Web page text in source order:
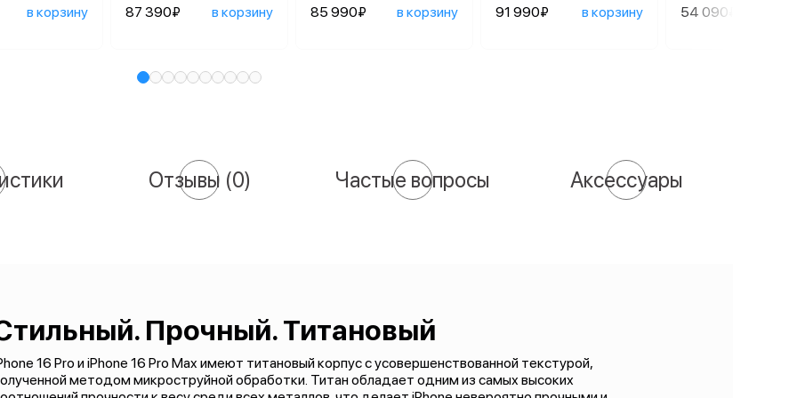
в корзину
87 390₽
в корзину
85 990₽
в корзину
91 990₽
в корзину 54 090₽
Отзывы (0) Частые вопросы Аксессуары
Прочный. Титановый
16 Pro и iPhone 16 Pro Max имеют титановый корпус с усовершенствованной текстурой,
методом микроструйной обработки. Титан обладает одним из самых высоких